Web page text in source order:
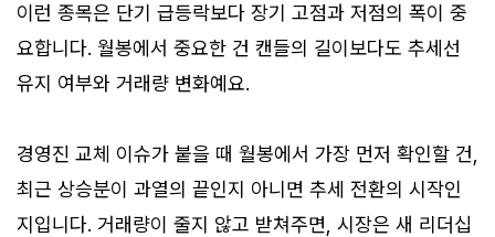
이런 종목은 단기 급등락보다 장기 고점과 저점의 폭이 중
요합니다. 월봉에서 중요한 건 캔들의 길이보다도 추세선
유지 여부와 거래량 변화예요.
경영진 교체 이슈가 붙을 때 월봉에서 가장 먼저 확인할 건,
최근 상승분이 과열의 끝인지 아니면 추세 전환의 시작인
지입니다. 거래량이 줄지 않고 받쳐주면, 시장은 새 리더십